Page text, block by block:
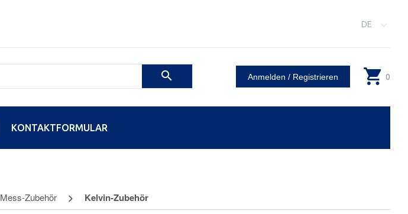
DE
Anmelden / Registrieren 0
KONTAKTFORMULAR
Mess-Zubehör Kelvin-Zubehör